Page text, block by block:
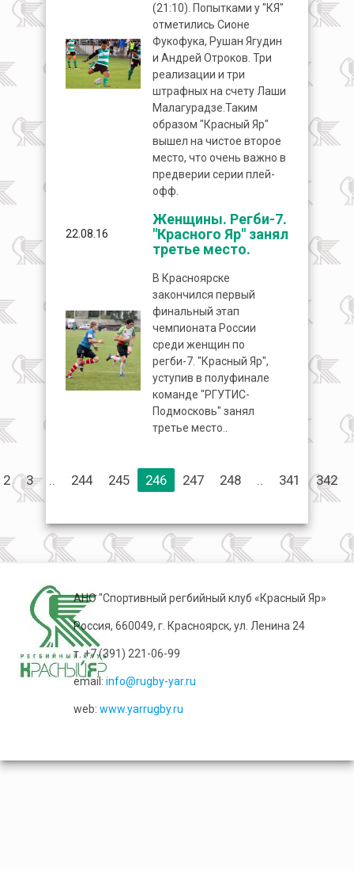
(21:10). Попытками у "КЯ"
отметились Сионе
Фукофука, Рушан Ягудин
и Андрей Отроков. Три
реализации и три
штрафных на счету Лаши
Малагурадзе.Таким
образом "Красный Яр"
вышел на чистое второе
место, что очень важно в
предверии серии плей-
офф.
22.08.16
Женщины. Регби-7.
"Красного Яр" занял
третье место.
В Красноярске
закончился первый
финальный этап
чемпионата России
среди женщин по
регби-7. "Красный Яр",
уступив в полуфинале
команде "РГУТИС-
Подмосковь" занял
третье место..
2 3 .. 244 245 246 247 248 .. 341 342
АНО "Спортивный регбийный клуб «Красный Яр»
Россия, 660049, г. Красноярск, ул. Ленина 24
т. +7 (391) 221-06-99
email:info@rugby-yar.ru
web:www.yarrugby.ru